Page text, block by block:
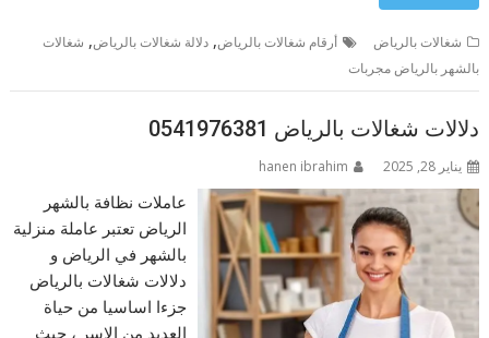
شغالات بالرياض أرقام شغالات بالرياض,دلالة شغالات بالرياض, شغالات
بالشهر بالرياض مجربات
دلالات شغالات بالرياض 0541976381
يناير 28, 2025 hanen ibrahim
عاملات نظافة بالشهر
الرياض تعتبر عاملة منزلية
بالشهر في الرياض و
دلالات شغالات بالرياض
جزءا اساسيا من حياة
العديد من الاسر ، حيث